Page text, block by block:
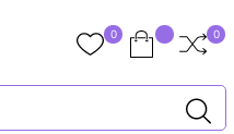
0 0